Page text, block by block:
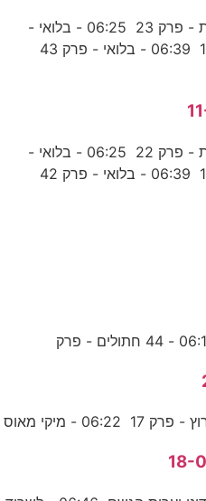
06:00 - מיקי מאוס - כייף של בית - פרק 23 06:25 - בלואי -
06:00 - מיקי מאוס - כייף של בית - פרק 22 06:25 - בלואי -